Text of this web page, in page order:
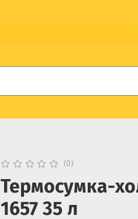
(0)
Термосумка-
1657 35 л